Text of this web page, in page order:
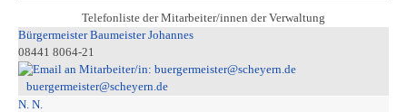
Telefonliste der Mitarbeiter/innen der Verwaltung
Bürgermeister Baumeister Johannes
08441 8064-21
buergermeister@scheyern.de
N. N.